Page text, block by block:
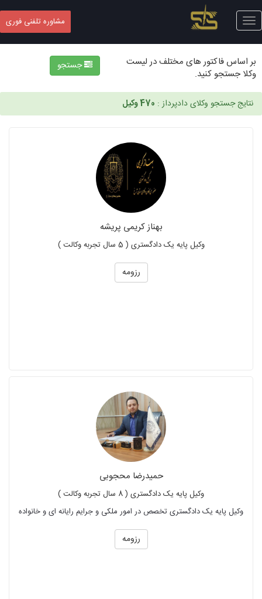
Toggle
navigation
مشاوره تلفنی فوری
بر اساس فاکتور های مختلف در لیست
وکلا جستجو کنید.
جستجو
نتایج جستجو وکلای دادپرداز : 470 وکیل
بهناز کریمی پریشه
وکیل پایه یک دادگستری ( 5 سال تجربه وکالت )
رزومه
حمیدرضا محجوبی
وکیل پایه یک دادگستری ( 8 سال تجربه وکالت )
وکیل پایه یک دادگستری تخصص در امور ملکی و جرایم رایانه ای و خانواده
رزومه